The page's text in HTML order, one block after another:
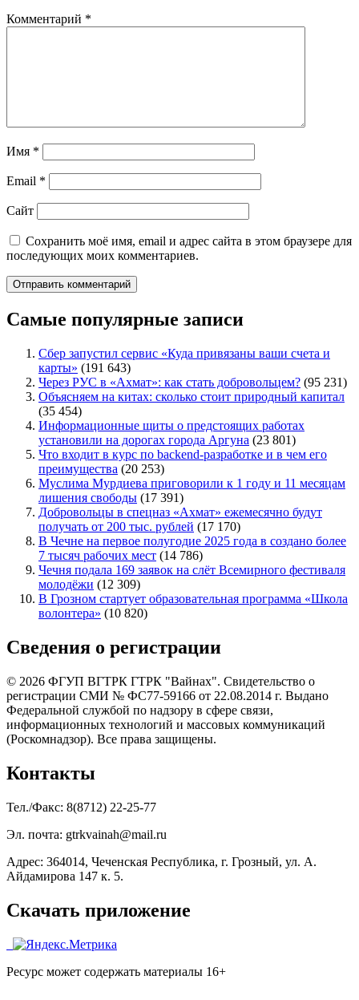
Комментарий *
Имя *
Email *
Сайт
Сохранить моё имя, email и адрес сайта в этом браузере для
последующих моих комментариев.
Самые популярные записи
Сбер запустил сервис «Куда привязаны ваши счета и
карты» (191 643)
Через РУС в «Ахмат»: как стать добровольцем? (95 231)
Объясняем на китах: сколько стоит природный капитал
(35 454)
Информационные щиты о предстоящих работах
установили на дорогах города Аргуна (23 801)
Что входит в курс по backend-разработке и в чем его
преимущества (20 253)
Муслима Мурдиева приговорили к 1 году и 11 месяцам
лишения свободы (17 391)
Добровольцы в спецназ «Ахмат» ежемесячно будут
получать от 200 тыс. рублей (17 170)
В Чечне на первое полугодие 2025 года в создано более
7 тысяч рабочих мест (14 786)
Чечня подала 169 заявок на слёт Всемирного фестиваля
молодёжи (12 309)
В Грозном стартует образовательная программа «Школа
волонтера» (10 820)
Сведения о регистрации
© 2026 ФГУП ВГТРК ГТРК "Вайнах". Свидетельство о
регистрации СМИ № ФС77-59166 от 22.08.2014 г. Выдано
Федеральной службой по надзору в сфере связи,
информационных технологий и массовых коммуникаций
(Роскомнадзор). Все права защищены.
Контакты
Тел./Факс: 8(8712) 22-25-77
Эл. почта: gtrkvainah@mail.ru
Адрес: 364014, Чеченская Республика, г. Грозный, ул. А.
Айдамирова 147 к. 5.
Скачать приложение
Ресурс может содержать материалы 16+